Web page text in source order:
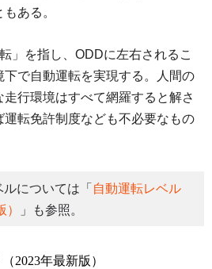
ある。
」を指し、ODDに左右されるこ
下で自動運転を実現する。人間の
走行環境はすべて網羅すると解さ
転免許制度なども不必要なもの
については「 自動運転レベル
」も参照。
2023年最新版）